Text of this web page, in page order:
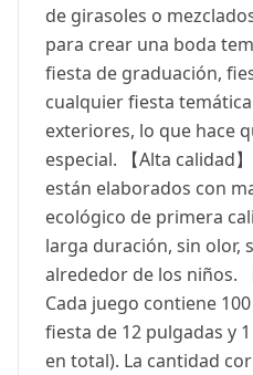
de girasoles o
para crear una boda
fiesta de graduación,
cualquier fiesta
exteriores, lo que hace
especial. 【Alta calidad
están elaborados con
ecológico de primera
larga duración, sin olor,
alrededor de los niños.
Cada juego contiene
fiesta de 12 pulgadas y
en total). La cantidad